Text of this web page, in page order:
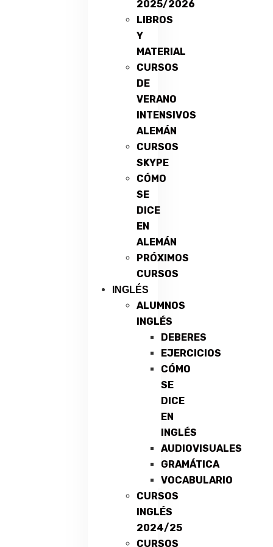
2025/2026
LIBROS
Y
MATERIAL
CURSOS
DE
VERANO
INTENSIVOS
ALEMÁN
CURSOS
SKYPE
CÓMO
SE
DICE
EN
ALEMÁN
PRÓXIMOS
CURSOS
INGLÉS
ALUMNOS
INGLÉS
DEBERES
EJERCICIOS
CÓMO
SE
DICE
EN
INGLÉS
AUDIOVISUALES
GRAMÁTICA
VOCABULARIO
CURSOS
INGLÉS
2024/25
CURSOS